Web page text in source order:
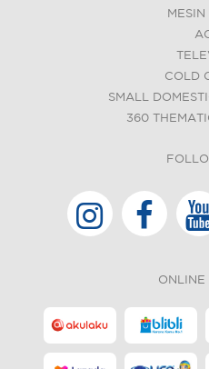
MESIN
COLD
SMALL
360
ONLINE